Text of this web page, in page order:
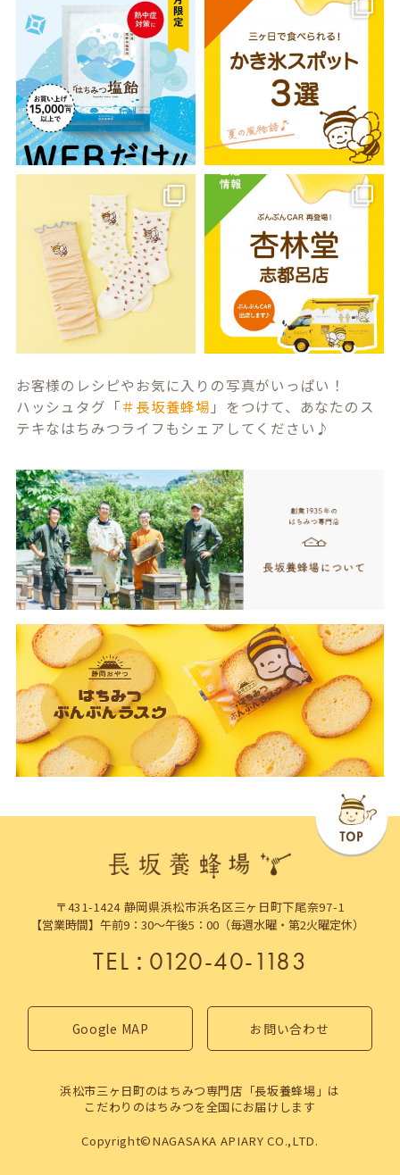
お客様のレシピやお気に入りの写真がいっぱい！
ハッシュタグ「＃長坂養蜂場 」をつけて、あなたのス
テキなはちみつライフもシェアしてください♪
〒431-1424 静岡県浜松市浜名区三ヶ日町下尾奈97-1
【営業時間】午前9：30～午後5：00（毎週水曜・第2火曜定休）
TEL：0120-40-1183
Google MAP お問い合わせ
浜松市三ヶ日町のはちみつ専門店「長坂養蜂場」は
こだわりのはちみつを全国にお届けします
Copyright©NAGASAKA APIARY CO.,LTD.